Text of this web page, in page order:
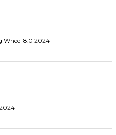
Wheel 8.0 2024